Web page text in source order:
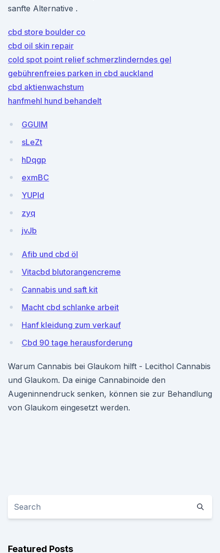
sanfte Alternative .
cbd store boulder co
cbd oil skin repair
cold spot point relief schmerzlinderndes gel
gebührenfreies parken in cbd auckland
cbd aktienwachstum
hanfmehl hund behandelt
GGUlM
sLeZt
hDqgp
exmBC
YUPId
zyq
jvJb
Afib und cbd öl
Vitacbd blutorangencreme
Cannabis und saft kit
Macht cbd schlanke arbeit
Hanf kleidung zum verkauf
Cbd 90 tage herausforderung
Warum Cannabis bei Glaukom hilft - Lecithol Cannabis
und Glaukom. Da einige Cannabinoide den
Augeninnendruck senken, können sie zur Behandlung
von Glaukom eingesetzt werden.
Featured Posts